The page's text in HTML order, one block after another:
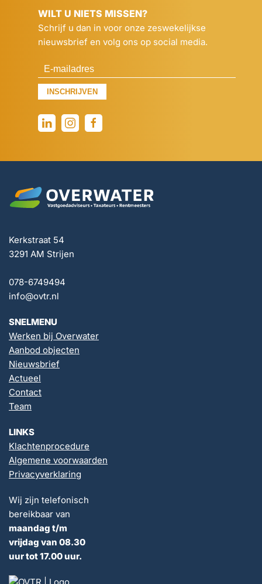
WILT U NIETS MISSEN?
Schrijf u dan in voor onze zeswekelijkse
nieuwsbrief en volg ons op social media.
INSCHRIJVEN
Kerkstraat 54
3291 AM Strijen
078-6749494
info@ovtr.nl
SNELMENU
Werken bij Overwater
Aanbod objecten
Nieuwsbrief
Actueel
Contact
Team
LINKS
Klachtenprocedure
Algemene voorwaarden
Privacyverklaring
Wij zijn telefonisch
bereikbaar van
maandag t/m
vrijdag van 08.30
uur tot 17.00 uur.